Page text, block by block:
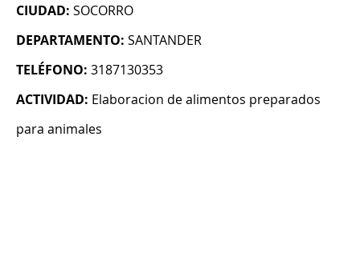
CIUDAD: SOCORRO
DEPARTAMENTO: SANTANDER
TELÉFONO: 3187130353
ACTIVIDAD: Elaboracion de alimentos preparados
para animales